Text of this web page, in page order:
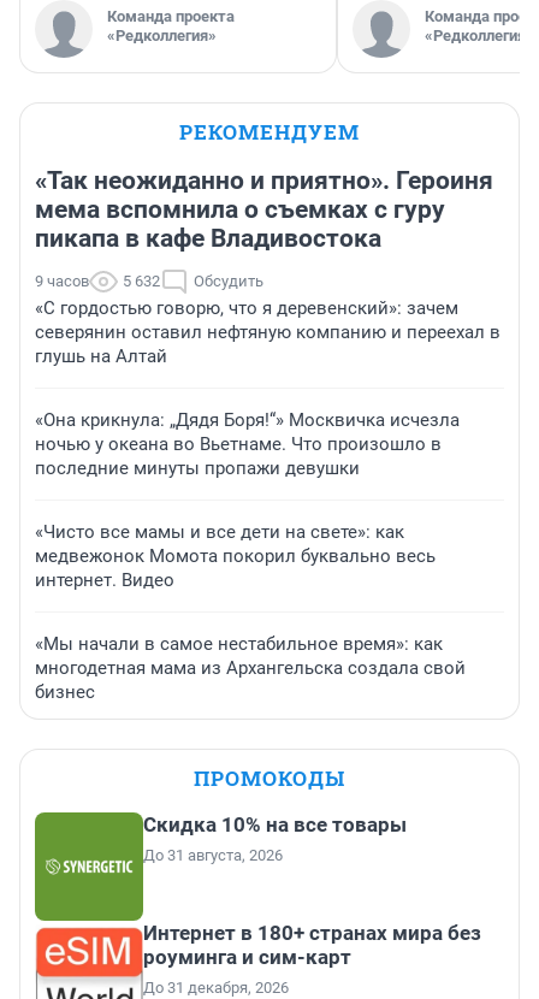
Команда проекта
«Редколлегия»
Команда
«Редколлегия»
РЕКОМЕНДУЕМ
«Так неожиданно и приятно». Героиня
мема вспомнила о съемках с гуру
пикапа в кафе Владивостока
9 часов 5 632 Обсудить
«С гордостью говорю, что я деревенский»: зачем
северянин оставил нефтяную компанию и переехал в
глушь на Алтай
«Она крикнула: „Дядя Боря!“» Москвичка исчезла
ночью у океана во Вьетнаме. Что произошло в
последние минуты пропажи девушки
«Чисто все мамы и все дети на свете»: как
медвежонок Момота покорил буквально весь
интернет. Видео
«Мы начали в самое нестабильное время»: как
многодетная мама из Архангельска создала свой
бизнес
ПРОМОКОДЫ
Скидка 10% на все товары
До 31 августа, 2026
Интернет в 180+ странах мира без
роуминга и сим-карт
До 31 декабря, 2026